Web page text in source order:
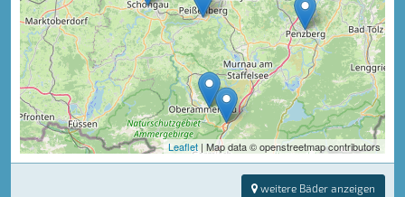
Leaflet | Map data © openstreetmap contributors
weitere Bäder anzeigen